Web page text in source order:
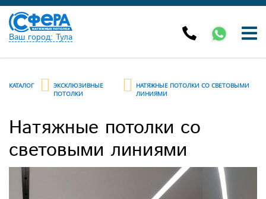
Ваш город: Тула
КАТАЛОГ
ЭКСКЛЮЗИВНЫЕ
ПОТОЛКИ
НАТЯЖНЫЕ ПОТОЛКИ СО СВЕТОВЫМИ
ЛИНИЯМИ
Натяжные потолки со
световыми линиями